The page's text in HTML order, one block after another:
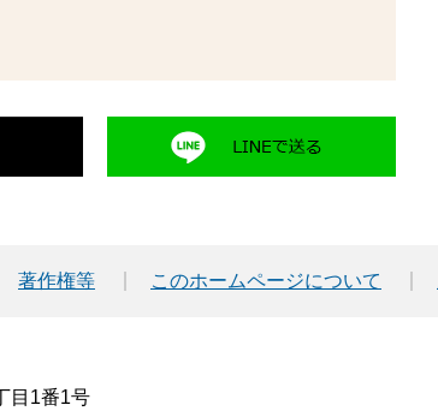
著作権等 このホームページについて
目1番1号